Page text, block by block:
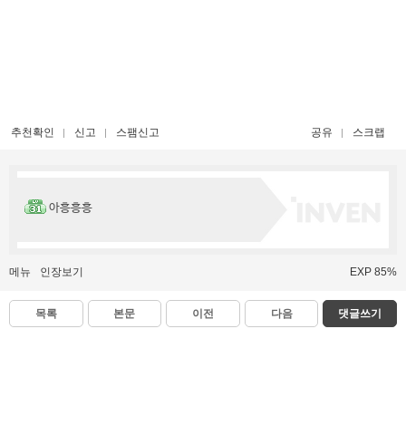
추천확인 신고 스팸신고 공유 스크랩
아흥흥흥
메뉴 인장보기 EXP 85%
목록 본문 이전 다음 댓글쓰기